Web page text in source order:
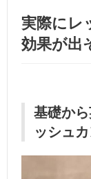
実際にレ
効果が出
基礎か
ッシュ